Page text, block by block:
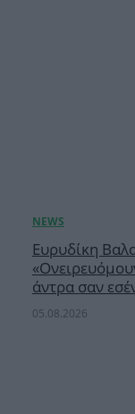
Ευρυδίκη
άντρα σαν
05.08.2026